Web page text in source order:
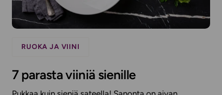
RUOKA JA VIINI
7 parasta viiniä sienille